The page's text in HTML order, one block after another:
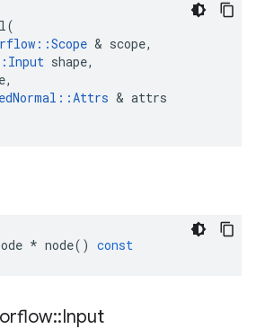
(
::Scope & scope,
Input shape,
,
::Attrs & attrs
* node() const
::Input